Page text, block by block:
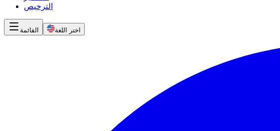
الترخيص
القائمة اختر اللغة